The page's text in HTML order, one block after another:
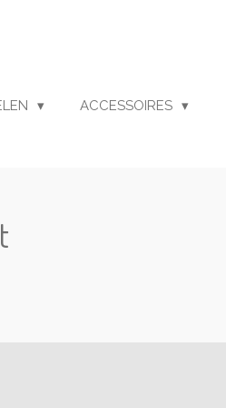
ACCESSOIRES